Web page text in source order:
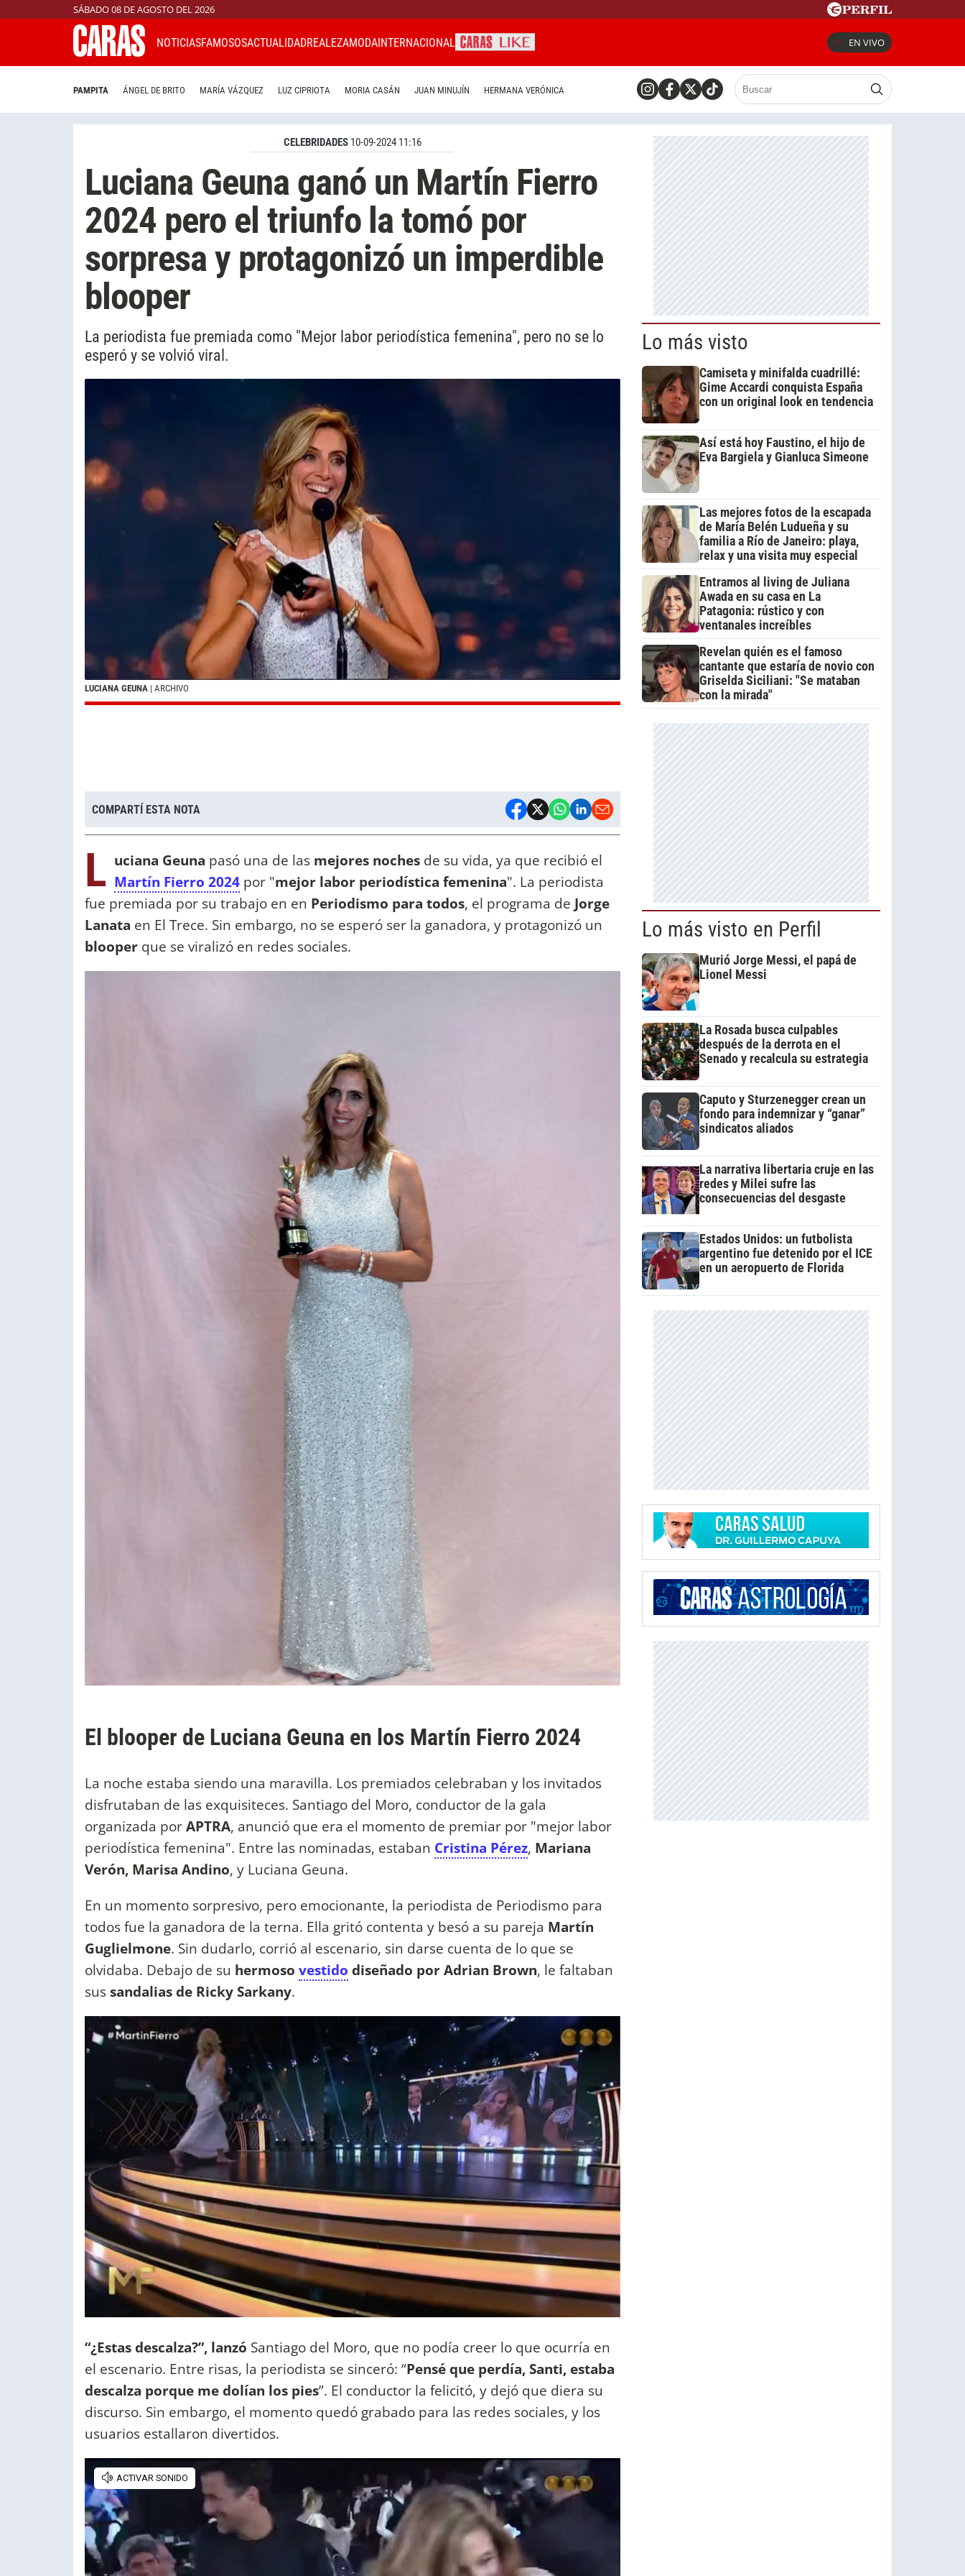
SÁBADO 08 DE AGOSTO DEL 2026
NOTICIASFAMOSOSACTUALIDADREALEZAMODAINTERNACIONAL EN VIVO
PAMPITA ÁNGEL DE BRITO MARÍA VÁZQUEZ LUZ CIPRIOTA MORIA CASÁN JUAN MINUJÍN HERMANA VERÓNICA
CELEBRIDADES 10-09-2024 11:16
Luciana Geuna ganó un Martín Fierro
2024 pero el triunfo la tomó por
sorpresa y protagonizó un imperdible
blooper
La periodista fue premiada como "Mejor labor periodística femenina", pero no se lo
esperó y se volvió viral.
LUCIANA GEUNA | ARCHIVO
COMPARTÍ ESTA NOTA
L uciana Geuna pasó una de las mejores noches de su vida, ya que recibió el
Martín Fierro 2024 por "mejor labor periodística femenina". La periodista
fue premiada por su trabajo en en Periodismo para todos, el programa de Jorge
Lanata en El Trece. Sin embargo, no se esperó ser la ganadora, y protagonizó un
blooper que se viralizó en redes sociales.
El blooper de Luciana Geuna en los Martín Fierro 2024
La noche estaba siendo una maravilla. Los premiados celebraban y los invitados
disfrutaban de las exquisiteces. Santiago del Moro, conductor de la gala
organizada porAPTRA, anunció que era el momento de premiar por "mejor labor
periodística femenina". Entre las nominadas, estaban Cristina Pérez, Mariana
Verón, Marisa Andino, y Luciana Geuna.
En un momento sorpresivo, pero emocionante, la periodista de Periodismo para
todos fue la ganadora de la terna. Ella gritó contenta y besó a su pareja Martín
Guglielmone. Sin dudarlo, corrió al escenario, sin darse cuenta de lo que se
olvidaba. Debajo de su hermoso vestido diseñado por Adrian Brown, le faltaban
sussandalias de Ricky Sarkany.
“¿Estas descalza?”, lanzó Santiago del Moro, que no podía creer lo que ocurría en
el escenario. Entre risas, la periodista se sinceró: “Pensé que perdía, Santi, estaba
descalza porque me dolían los pies”. El conductor la felicitó, y dejó que diera su
discurso. Sin embargo, el momento quedó grabado para las redes sociales, y los
usuarios estallaron divertidos.
Lo más visto
Camiseta y minifalda cuadrillé:
Gime Accardi conquista España
con un original look en tendencia
Así está hoy Faustino, el hijo de
Eva Bargiela y Gianluca Simeone
Las mejores fotos de la escapada
de María Belén Ludueña y su
familia a Río de Janeiro: playa,
relax y una visita muy especial
Entramos al living de Juliana
Awada en su casa en La
Patagonia: rústico y con
ventanales increíbles
Revelan quién es el famoso
cantante que estaría de novio con
Griselda Siciliani: "Se mataban
con la mirada"
Lo más visto en Perfil
Murió Jorge Messi, el papá de
Lionel Messi
La Rosada busca culpables
después de la derrota en el
Senado y recalcula su estrategia
Caputo y Sturzenegger crean un
fondo para indemnizar y “ganar”
sindicatos aliados
La narrativa libertaria cruje en las
redes y Milei sufre las
consecuencias del desgaste
Estados Unidos: un futbolista
argentino fue detenido por el ICE
en un aeropuerto de Florida